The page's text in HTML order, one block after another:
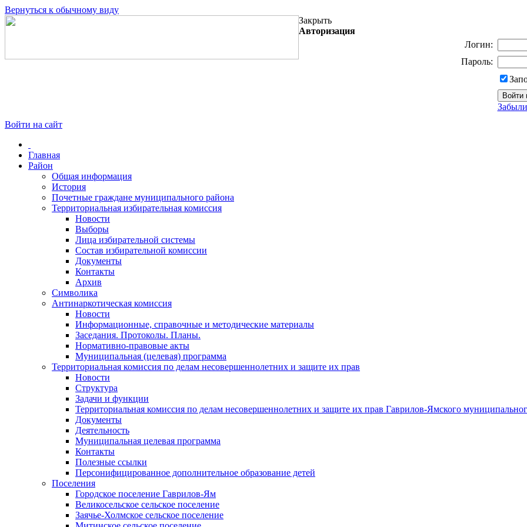
Вернуться к обычному виду
Закрыть
Авторизация
Логин:
Пароль:
Войти на сайт
Главная
Район
Общая информация
История
Почетные граждане муниципального района
Территориальная избирательная комиссия
Новости
Выборы
Лица избирательной системы
Состав избирательной комиссии
Документы
Контакты
Архив
Символика
Антинаркотическая комиссия
Новости
Информационные, справочные и методические материалы
Заседания. Протоколы. Планы.
Нормативно-правовые акты
Муниципальная (целевая) программа
Территориальная комиссия по делам несовершеннолетних и защите их прав
Новости
Структура
Задачи и функции
Территориальная комиссия по делам несовершеннолетних и защите их прав Гаврилов-Ямского
Документы
Деятельность
Муниципальная целевая программа
Контакты
Полезные ссылки
Персонифицированное дополнительное образование детей
Поселения
Городское поселение Гаврилов-Ям
Великосельское сельское поселение
Заячье-Холмское сельское поселение